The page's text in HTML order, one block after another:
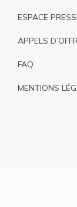
ESPACE
APPELS
FAQ
MENTIONS